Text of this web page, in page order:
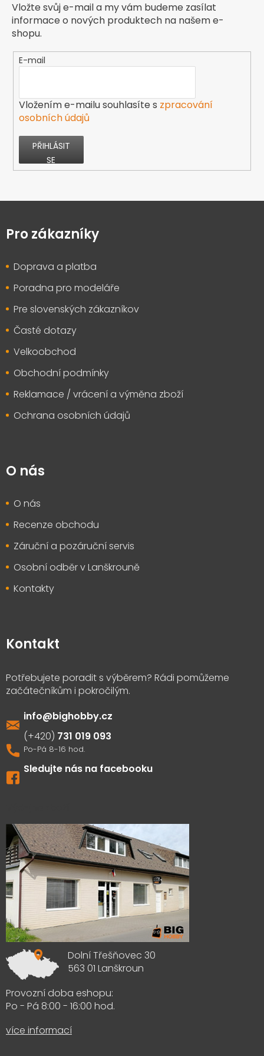
Vložte svůj e-mail a my vám budeme zasílat
informace o nových produktech na našem e-
shopu.
E-mail
Vložením e-mailu souhlasíte s zpracování
osobních údajů
PŘIHLÁSIT
SE
Z
pPro zákazníky
Doprava a platba
Poradna pro modeláře
Pre slovenských zákazníkov
Časté dotazy
Velkoobchod
Obchodní podmínky
Reklamace / vrácení a výměna zboží
Ochrana osobních údajů
O nás
O nás
Recenze obchodu
Záruční a pozáruční servis
Osobní odběr v Lanškrouně
Kontakty
Kontakt
info@bighobby.cz
731 019 093
Sledujte nás na facebooku
Dolní Třešňovec 30
563 01 Lanškroun
Provozní doba eshopu:
Po - Pá 8:00 - 16:00 hod.
více informací